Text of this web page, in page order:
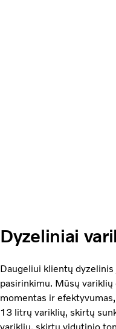
Dyzeliniai
Daugeliui klientų
pasirinkimu. Mūsų
momentas ir
13 litrų variklių, skirtų